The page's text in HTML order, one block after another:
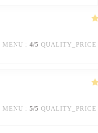
MENU : 4/5 QUALITY_PRICE
MENU : 5/5 QUALITY_PRICE